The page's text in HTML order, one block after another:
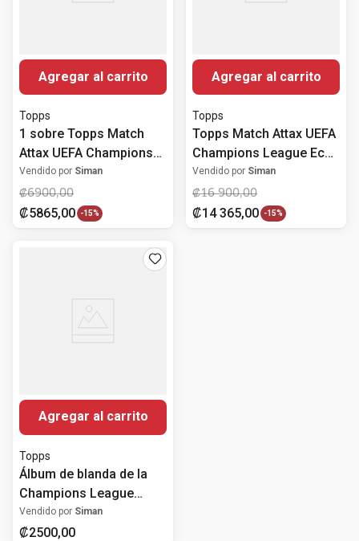
Agregar al carrito
Topps
1 sobre Topps Match
Attax UEFA Champions
League 2025-26
Vendido por Siman
₡6900,00
₡5865,00 -15%
Agregar al carrito
Topps
Topps Match Attax UEFA
Champions League Eco
Blaster 2025-26
Vendido por Siman
₡16 900,00
₡14 365,00 -15%
Agregar al carrito
Topps
Álbum de blanda de la
Champions League
25/26
Vendido por Siman
₡2500,00